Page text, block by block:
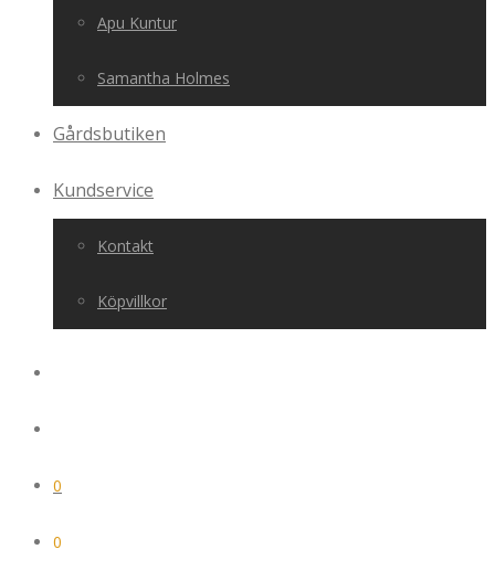
Apu Kuntur
Samantha Holmes
Gårdsbutiken
Kundservice
Kontakt
Köpvillkor
0
0